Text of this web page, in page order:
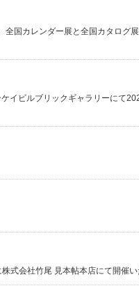
国カレンダー展と全国カタログ
イビルブリックギャラリーにて
式会社竹尾 見本帖本店にて開催い